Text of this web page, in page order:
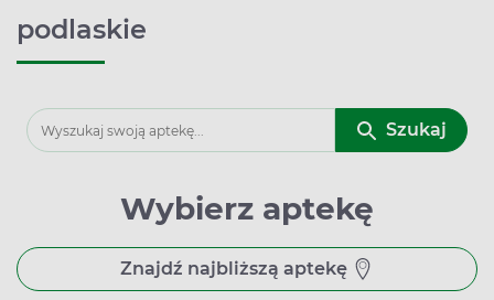
podlaskie
Szukaj
Wybierz aptekę
Znajdź najbliższą aptekę